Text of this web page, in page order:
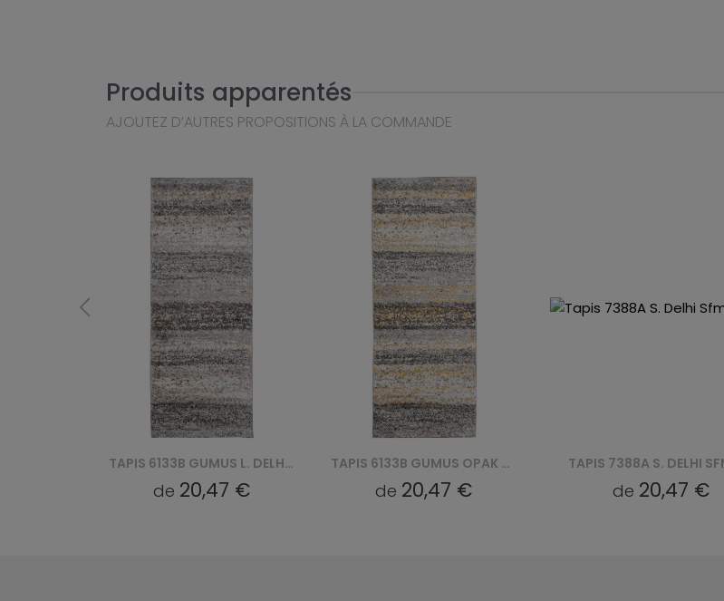
Produits apparentés
AJOUTEZ D’AUTRES PROPOSITIONS À LA COMMANDE
TAPIS 6133B GUMUS L. DELHI SFJ - BEŻOWY
20,47 €
TAPIS 6133B GUMUS OPAK DELHI SFJ
20,47 €
TAPIS 7388A S. DELHI SFM - BIAŁY
20,47 €